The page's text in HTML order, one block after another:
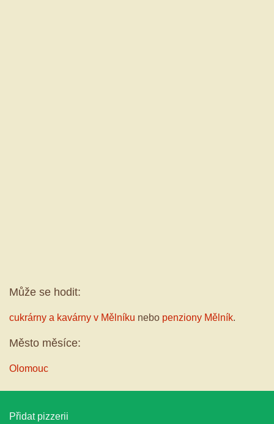
Může se hodit:
cukrárny a kavárny v Mělníku nebo penziony Mělník.
Město měsíce:
Olomouc
Přidat pizzerii